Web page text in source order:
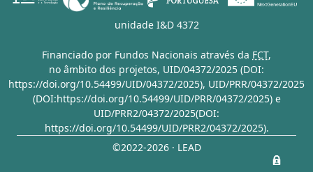
unidade I&D 4372
Financiado por Fundos Nacionais através da FCT,
no âmbito dos projetos, UID/04372/2025 (DOI:
https://doi.org/10.54499/UID/04372/2025), UID/PRR/04372/2025
(DOI:https://doi.org/10.54499/UID/PRR/04372/2025)e
UID/PRR2/04372/2025(DOI:
https://doi.org/10.54499/UID/PRR2/04372/2025).
©2022-2026 · LEAD